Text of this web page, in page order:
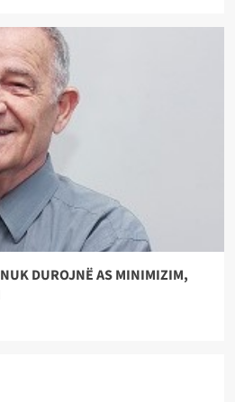
DUROJNË AS MINIMIZIM,